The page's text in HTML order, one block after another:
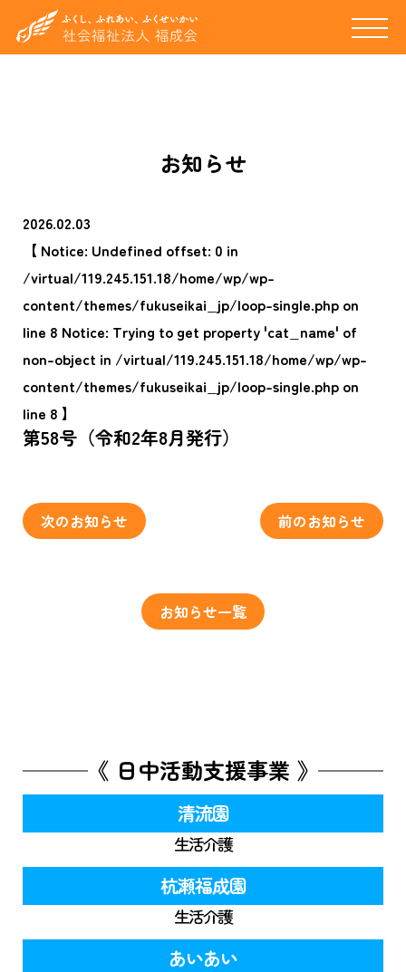
お知らせ
2026.02.03
【 Notice: Undefined offset: 0 in
/virtual/119.245.151.18/home/wp/wp-
content/themes/fukuseikai_jp/loop-single.php on
line 8 Notice: Trying to get property 'cat_name' of
non-object in /virtual/119.245.151.18/home/wp/wp-
content/themes/fukuseikai_jp/loop-single.php on
line 8 】
第58号（令和2年8月発行）
前のお知らせ
次のお知らせ
お知らせ一覧
《 日中活動支援事業 》
清流園
生活介護
杭瀬福成園
生活介護
あいあい